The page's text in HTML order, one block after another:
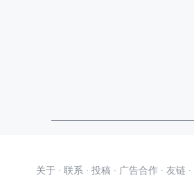
关于 · 联系 · 投稿 · 广告合作 · 友链 ·